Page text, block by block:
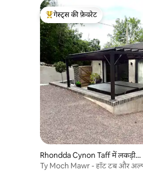
गेस्ट्स का टॉप फ़ेवरेट
गेस्ट्स की फ़ेवरेट
Rhondda Cynon Taff में लकड़ी
का केबिन
Ty Moch Mawr - हॉट टब और